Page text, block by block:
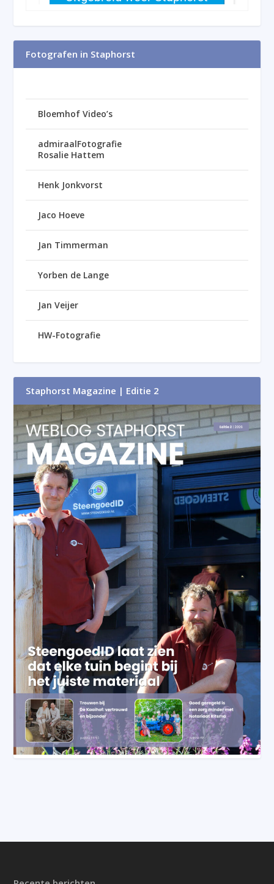
Fotografen in Staphorst
Bloemhof Video’s
admiraalFotografie
Rosalie Hattem
Henk Jonkvorst
Jaco Hoeve
Jan Timmerman
Yorben de Lange
Jan Veijer
HW-Fotografie
Staphorst Magazine | Editie 2